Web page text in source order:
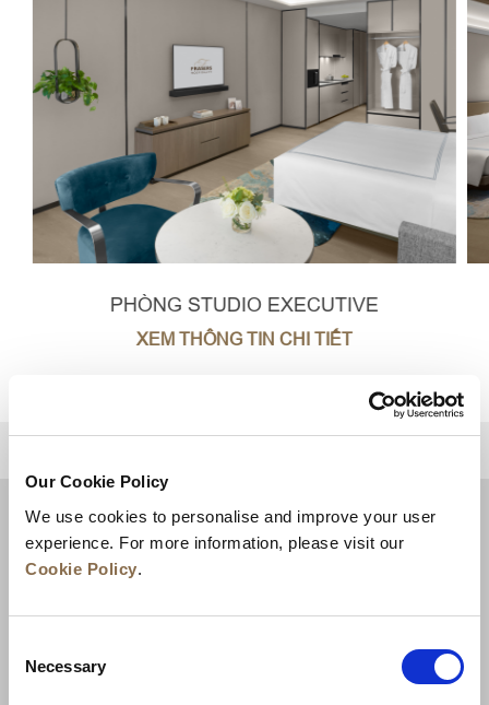
Our Cookie Policy
We use cookies to personalise and improve your user
experience. For more information, please visit our
Cookie Policy.
Selection
Necessary
PHÒNG STUDIO EXECUTIVE
XEM THÔNG TIN CHI TIẾT